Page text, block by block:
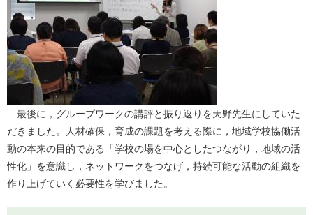
最後に，グループワークの講評と振り返りを天野先生にしていた
だきました。人材確保，育成の課題を考える際に，地域学校協働活
動の本来の目的である「学校の場を中心としたつながり，地域の活
性化」を意識し，ネットワークをつなげ，持続可能な活動の組織を
作り上げていく必要性を学びました。